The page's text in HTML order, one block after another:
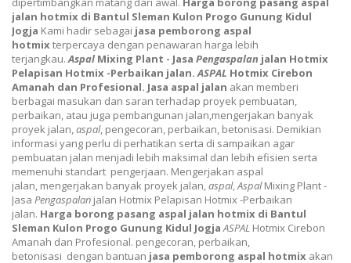
jalan hotmix di Bantul Sleman Kulon Progo Gunung Kidul
Jogja Kami hadir sebagai jasa pemborong aspal
hotmix terpercaya dengan penawaran harga lebih
terjangkau. Aspal Mixing Plant - Jasa Pengaspalan jalan Hotmix
Pelapisan Hotmix -Perbaikan jalan. ASPAL Hotmix Cirebon
Amanah dan Profesional. Jasa aspal jalan akan memberi
berbagai masukan dan saran terhadap proyek pembuatan,
perbaikan, atau juga pembangunan jalan, mengerjakan banyak
proyek jalan, aspal, pengecoran, perbaikan, betonisasi. Demikian
informasi yang perlu di perhatikan serta di sampaikan agar
pembuatan jalan menjadi lebih maksimal dan lebih efisien serta
memenuhi standart pengerjaan. Mengerjakan aspal
jalan, mengerjakan banyak proyek jalan, aspal, AspalMixing Plant -
Jasa Pengaspalan jalan Hotmix Pelapisan Hotmix -Perbaikan
jalan. Harga borong pasang aspal jalan hotmix di Bantul
Sleman Kulon Progo Gunung Kidul Jogja ASPAL Hotmix Cirebon
Amanah dan Profesional. pengecoran, perbaikan,
betonisasi dengan bantuan jasa pemborong aspal hotmix akan